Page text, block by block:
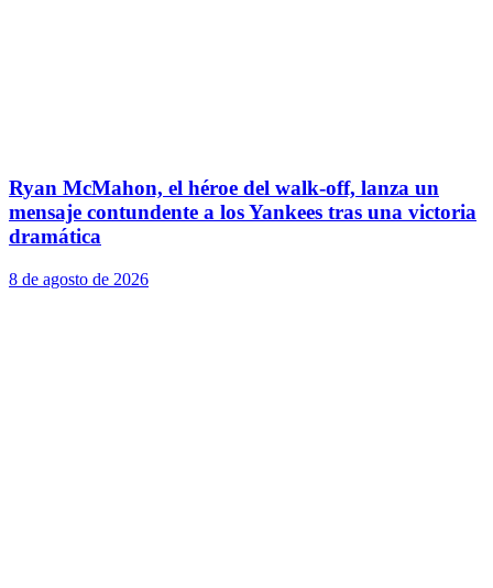
Ryan McMahon, el héroe del walk-off, lanza un
mensaje contundente a los Yankees tras una victoria
dramática
8 de agosto de 2026